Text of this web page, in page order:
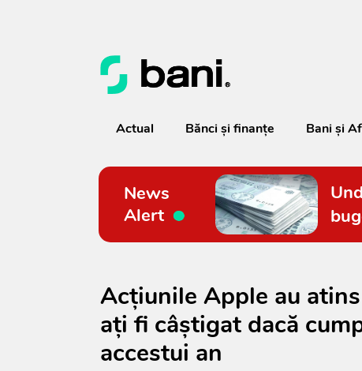
Actual Bănci şi finanţe Bani și
News
Alert
Acţiunile Apple au
aţi fi câştigat dacă
accestui an